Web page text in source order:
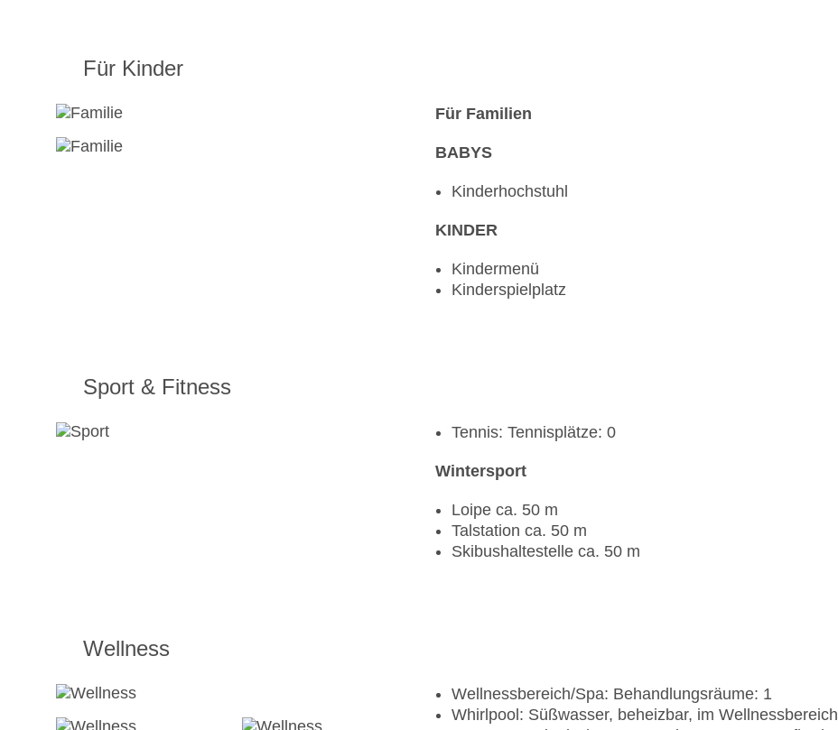
Für Kinder
Für Familien
BABYS
Kinderhochstuhl
KINDER
Kindermenü
Kinderspielplatz
Sport & Fitness
Tennis: Tennisplätze: 0
Wintersport
Loipe ca. 50 m
Talstation ca. 50 m
Skibushaltestelle ca. 50 m
Wellness
Wellnessbereich/Spa: Behandlungsräume: 1
Whirlpool: Süßwasser, beheizbar, im Wellnessbereich